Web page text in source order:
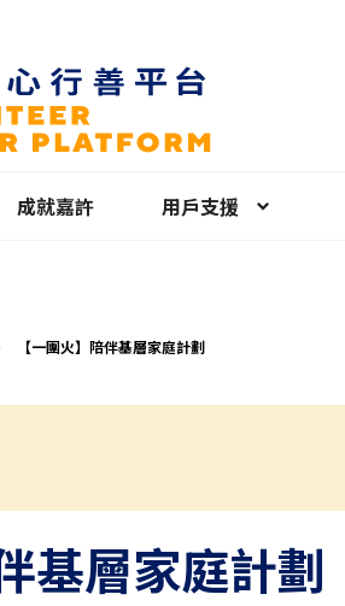
成就嘉許 用戶支援
【一團火】⁠陪伴基層家庭計劃
基層家庭計劃